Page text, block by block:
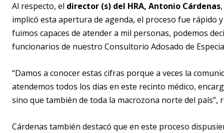
Al respecto, el director (s) del HRA, Antonio Cárdenas
implicó esta apertura de agenda, el proceso fue rápido
fuimos capaces de atender a mil personas, podemos
funcionarios de nuestro Consultorio Adosado de
“Damos a conocer estas cifras porque a veces la
atendemos todos los días en este recinto médico,
sino que también de toda la macrozona norte del país”,
Cárdenas también destacó que en este proceso